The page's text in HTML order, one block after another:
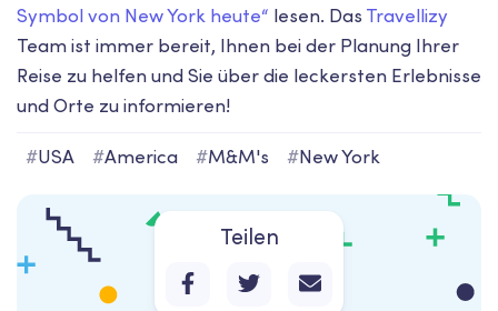
Symbol von New York heute“ lesen. Das Travellizy
Team ist immer bereit, Ihnen bei der Planung Ihrer
Reise zu helfen und Sie über die leckersten Erlebnisse
und Orte zu informieren!
#USA #America #M&m's #New York
Teilen